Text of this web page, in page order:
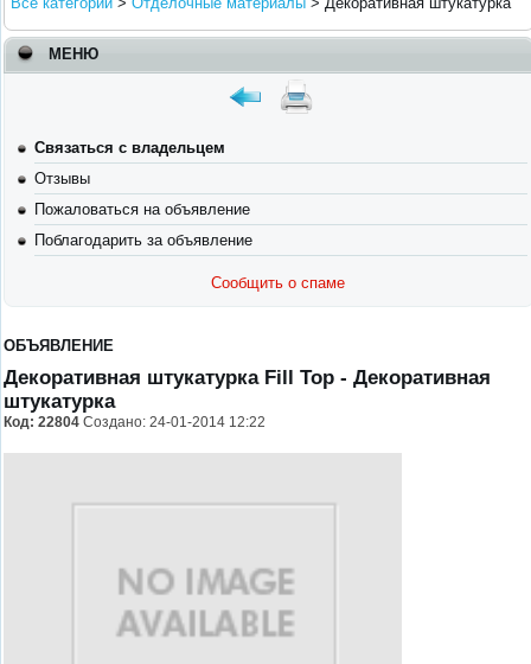
МЕНЮ
Связаться с владельцем
Отзывы
Пожаловаться на объявление
Поблагодарить за объявление
Сообщить о спаме
ОБЪЯВЛЕНИЕ
Декоративная штукатурка Fill Top - Декоративная
штукатурка
Код: 22804 Создано: 24-01-2014 12:22